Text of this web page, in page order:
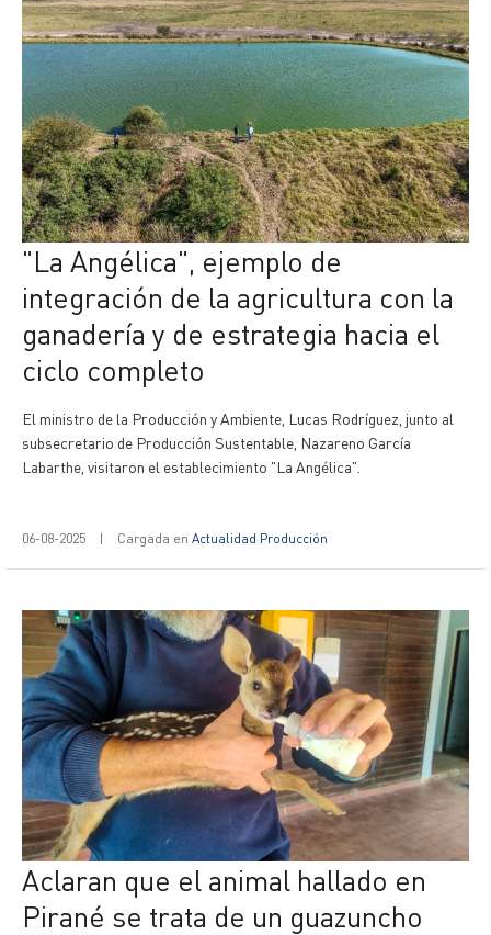
"La Angélica", ejemplo de
integración de la agricultura con la
ganadería y de estrategia hacia el
ciclo completo
El ministro de la Producción y Ambiente, Lucas Rodríguez, junto al
subsecretario de Producción Sustentable, Nazareno García
Labarthe, visitaron el establecimiento "La Angélica".
06-08-2025 | Cargada en Actualidad Producción
Aclaran que el animal hallado en
Pirané se trata de un guazuncho